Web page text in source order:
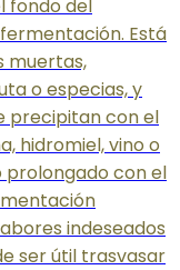
fondo del
Está
muertas,
o especias, y
precipitan con el
hidromiel, vino o
prolongado con el
indeseados
ser útil trasvasar